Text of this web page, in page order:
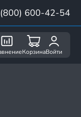
600-42-54
КорзинаВойти